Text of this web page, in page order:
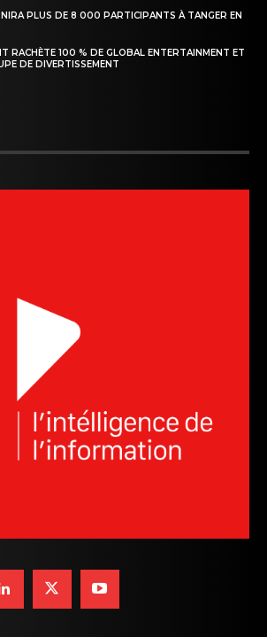
PLUS DE 8 000 PARTICIPANTS À TANGER EN
RACHÈTE 100 % DE GLOBAL ENTERTAINMENT ET
DE DIVERTISSEMENT